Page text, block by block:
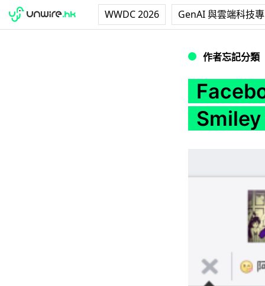
WWDC 2026 GenAI 與雲端科技
作者忘記分類